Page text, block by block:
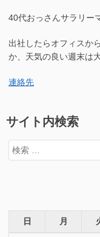
40代おっさんサラリー
出社したらオフィスか
か、天気の良い週末は
連絡先
サイト内検索
検
索
日 月